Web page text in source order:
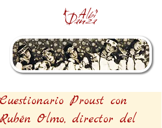
Cuestionario Proust con
Rubén Olmo, director del